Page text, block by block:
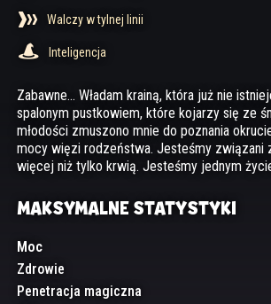
Walczy w tylnej linii
Inteligencja
Zabawne... Władam krainą, która już nie
spalonym pustkowiem, które kojarzy się ze
młodości zmuszono mnie do poznania
mocy więzi rodzeństwa. Jesteśmy związani
więcej niż tylko krwią. Jesteśmy jednym
MAKSYMALNE STATYSTYKI
Moc
Zdrowie
Penetracja magiczna